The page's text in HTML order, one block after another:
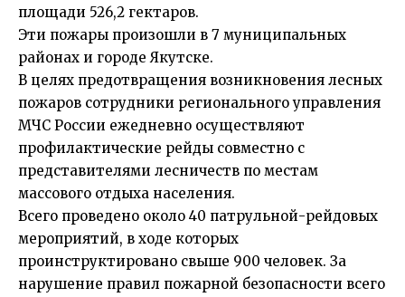
площади 526,2 гектаров.
Эти пожары произошли в 7 муниципальных
районах и городе Якутске.
В целях предотвращения возникновения лесных
пожаров сотрудники регионального управления
МЧС России ежедневно осуществляют
профилактические рейды совместно с
представителями лесничеств по местам
массового отдыха населения.
Всего проведено около 40 патрульной-рейдовых
мероприятий, в ходе которых
проинструктировано свыше 900 человек. За
нарушение правил пожарной безопасности всего